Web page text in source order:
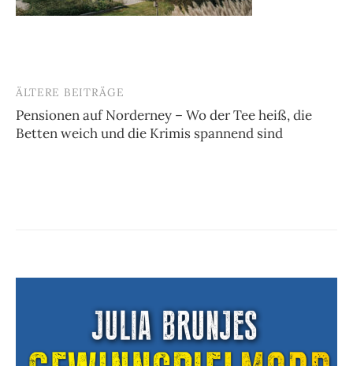
Beitragsnavigation
ÄLTERE BEITRÄGE
Pensionen auf Norderney – Wo der Tee heiß, die
Betten weich und die Krimis spannend sind